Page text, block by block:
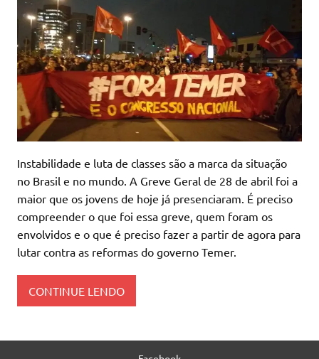
Instabilidade e luta de classes são a marca da situação
no Brasil e no mundo. A Greve Geral de 28 de abril foi a
maior que os jovens de hoje já presenciaram. É preciso
compreender o que foi essa greve, quem foram os
envolvidos e o que é preciso fazer a partir de agora para
lutar contra as reformas do governo Temer.
CONTINUE LENDO